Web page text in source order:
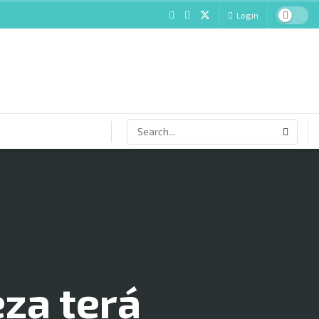
Login
terá